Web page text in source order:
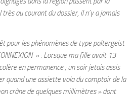
très au courant du dossier, il n’y a jamais
pour les phénomènes de type poltergeist
» : Lorsque ma fille avait 13
en permanence ; un soir jetais assis
quand une assiette vola du comptoir de la
crâne de quelques millimètres » dont